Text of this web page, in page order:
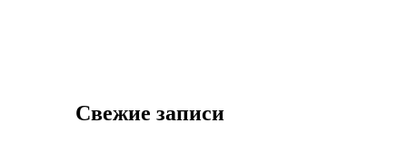
Свежие записи